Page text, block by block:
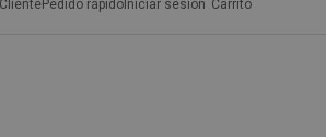
Pedido rápido Iniciar sesión Carrito